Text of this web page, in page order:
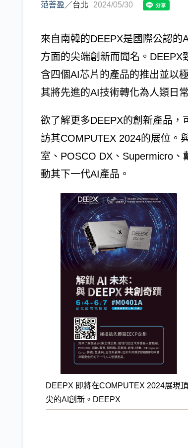
范菩盈 ／台北 2024/05/30
來自南韓的DEEPX是國際公認
方面的尖端創新而聞名。
含四個AI芯片的產品的推出並以
其將先進的AI技術轉化為人類日
欲了解更多DEEPX的創新產品，
訪其COMPUTEX 2024的展位。
室、POSCO DX、Supermicro
動其下一代AI產品。
DEEPX 即將在COMPUTEX 2024展現頂
尖的AI創新。DEEPX